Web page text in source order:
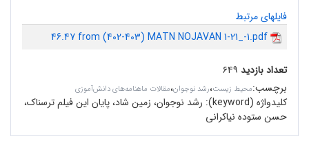
فایلهای مرتبط
46.47 from (402-403) MATN NOJAVAN 1-21_-1.pdf
تعداد بازدید ۶۴۹
برچسب:محیط زیست،رشد نوجوان،مقالات ماهنامه‌های دانش‌آموزی
کلیدواژه (keyword):
رشد نوجوان، زمین شاد، پایان این فیلم ترسناک،
حسن ستوده نیاکرانی